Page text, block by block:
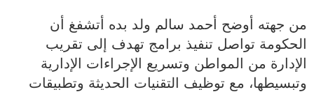
من جهته أوضح أحمد سالم ولد بده أتشفغ أن
الحكومة تواصل تنفيذ برامج تهدف إلى تقريب
الإدارة من المواطن وتسريع الإجراءات الإدارية
وتبسيطها، مع توظيف التقنيات الحديثة وتطبيقات